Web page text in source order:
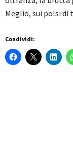
Meglio, sui polsi di
Condividi: